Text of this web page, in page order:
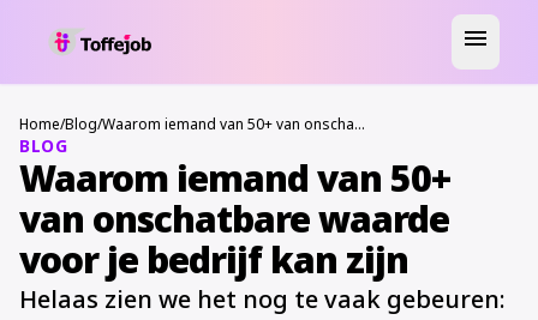
menu
Home/Blog/ Waarom iemand van 50+ van onschatbare waarde voor je bedrijf kan zijn
BLOG
Waarom iemand van 50+
van onschatbare waarde
voor je bedrijf kan zijn
Helaas zien we het nog te vaak gebeuren: